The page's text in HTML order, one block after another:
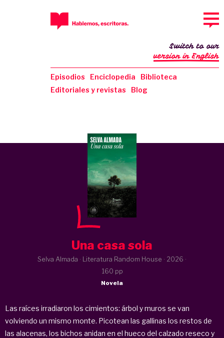
Episodios Enciclopedia
Biblioteca
Editoriales y revistas
Blog
Switch to our
version in English
Una casa sola
Selva Almada · Literatura Random House · 2026 ·
160 pp
Novela
Las raíces irradiaron los cimientos: árbol y muros se van
volviendo un mismo monte. Picotean las gallinas los restos de
las alacenas, los bichos anidan en el hueco del calzado reseco y